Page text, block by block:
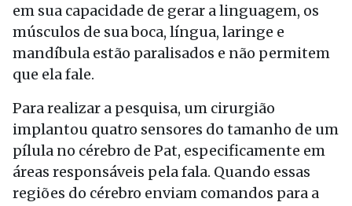
em sua capacidade de gerar a linguagem, os
músculos de sua boca, língua, laringe e
mandíbula estão paralisados e não permitem
que ela fale.
Para realizar a pesquisa, um cirurgião
implantou quatro sensores do tamanho de um
pílula no cérebro de Pat, especificamente em
áreas responsáveis pela fala. Quando essas
regiões do cérebro enviam comandos para a